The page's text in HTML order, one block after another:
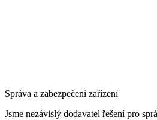
Správa a zabezpečení zařízení
Jsme nezávislý dodavatel řešení pro